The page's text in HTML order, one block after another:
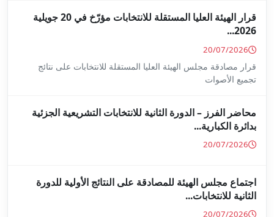
قرار الهيئة العليا المستقلة للانتخابات مؤرّخ في 20 جويلية
المستقلة للانتخابات على نتائج
للانتخابات التشريعية الجزئية
على النتائج الأولية للدورة